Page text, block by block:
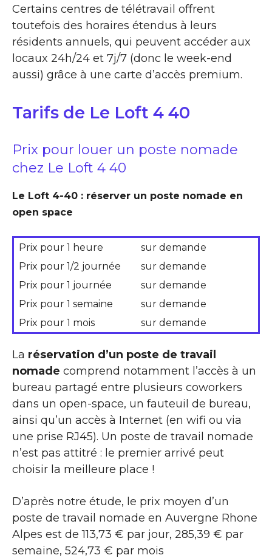
Certains centres de télétravail offrent
toutefois des horaires étendus à leurs
résidents annuels, qui peuvent accéder aux
locaux 24h/24 et 7j/7 (donc le week-end
aussi) grâce à une carte d’accès premium.
Tarifs de Le Loft 4 40
Prix pour louer un poste nomade
chez Le Loft 4 40
Le Loft 4-40 : réserver un poste nomade en
open space
Prix pour 1 heure
sur demande
Prix pour 1/2 journée
sur demande
Prix pour 1 journée
sur demande
Prix pour 1 semaine
sur demande
Prix pour 1 mois
sur demande
La réservation d’un poste de travail
nomade comprend notamment l’accès à un
bureau partagé entre plusieurs coworkers
dans un open-space, un fauteuil de bureau,
ainsi qu’un accès à Internet (en wifi ou via
une prise RJ45). Un poste de travail nomade
n’est pas attitré : le premier arrivé peut
choisir la meilleure place !
D’après notre étude, le prix moyen d’un
poste de travail nomade en Auvergne Rhone
Alpes est de 113,73 € par jour, 285,39 € par
semaine, 524,73 € par mois